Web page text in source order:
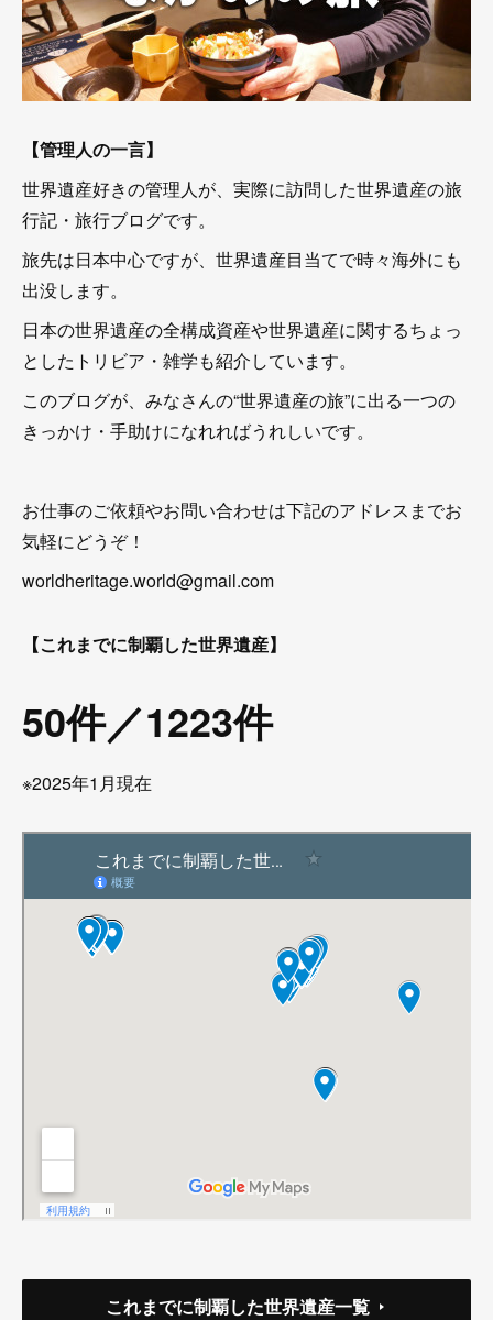
【管理人の一言】
世界遺産好きの管理人が、実際に訪問した世界遺産の旅
行記・旅行ブログです。
旅先は日本中心ですが、世界遺産目当てで時々海外にも
出没します。
日本の世界遺産の全構成資産や世界遺産に関するちょっ
としたトリビア・雑学も紹介しています。
このブログが、みなさんの“世界遺産の旅”に出る一つの
きっかけ・手助けになれればうれしいです。
お仕事のご依頼やお問い合わせは下記のアドレスまでお
気軽にどうぞ！
worldheritage.world@gmail.com
【これまでに制覇した世界遺産】
50件／1223件
※2025年1月現在
これまでに制覇した世界遺産一覧